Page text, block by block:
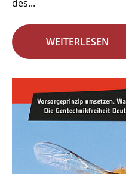
des...
WEITERLESEN